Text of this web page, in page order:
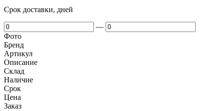
Срок доставки, дней
—
Фото
Бренд
Артикул
Описание
Cклад
Наличие
Срок
Цена
Заказ